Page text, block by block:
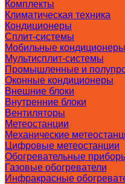
Комплекты
Климатическая техника
Кондиционеры
Сплит-системы
Мобильные кондиционеры
Мультисплит-системы
Промышленные и
Оконные кондиционеры
Внешние блоки
Внутренние блоки
Вентиляторы
Метеостанции
Механические
Цифровые метеостанции
Обогревательные
Газовые обогреватели
Инфракрасные